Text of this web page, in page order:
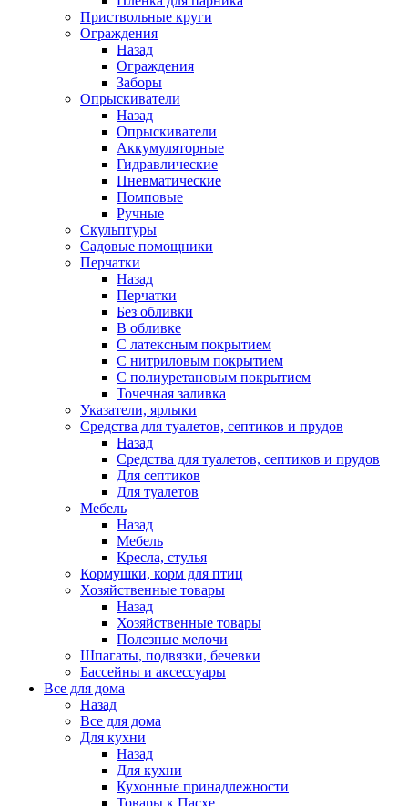
Приствольные круги
Ограждения
Назад
Ограждения
Заборы
Опрыскиватели
Назад
Опрыскиватели
Аккумуляторные
Гидравлические
Пневматические
Помповые
Ручные
Скульптуры
Садовые помощники
Перчатки
Назад
Перчатки
Без обливки
В обливке
С латексным покрытием
С нитриловым покрытием
С полиуретановым покрытием
Точечная заливка
Указатели, ярлыки
Средства для туалетов, септиков и прудов
Назад
Средства для туалетов, септиков и прудов
Для септиков
Для туалетов
Мебель
Назад
Мебель
Кресла, стулья
Кормушки, корм для птиц
Хозяйственные товары
Назад
Хозяйственные товары
Полезные мелочи
Шпагаты, подвязки, бечевки
Бассейны и аксессуары
Все для дома
Назад
Все для дома
Для кухни
Назад
Для кухни
Кухонные принадлежности
Товары к Пасхе